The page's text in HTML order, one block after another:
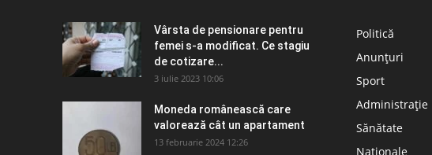
Vârsta de pensionare pentru
femei s-a modificat. Ce stagiu
de cotizare...
3 iulie 2023 10:06
Moneda românească care
valorează cât un apartament
13 februarie 2024 12:26
Politică
Anunțuri
Sport
Administrație
Sănătate
Naționale